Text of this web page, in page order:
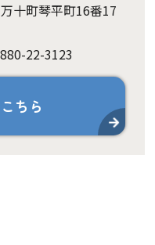
十町琴平町16番17
22-3123
ちら